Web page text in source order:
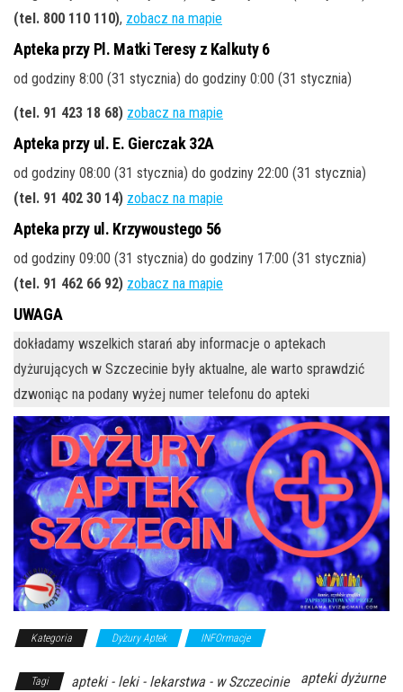
(tel. 800 110 110), zobacz na mapie
Apteka przy Pl. Matki Teresy z Kalkuty 6
od godziny 8:00 (31 stycznia) do godziny 0:00 (31 stycznia)
(tel. 91 423 18 68) zobacz na mapie
Apteka przy ul. E. Gierczak 32A
od godziny 08:00 (31 stycznia) do godziny 22:00 (31 stycznia)
(tel. 91 402 30 14) zobacz na mapie
Apteka przy ul. Krzywoustego 56
od godziny 09:00 (31 stycznia) do godziny 17:00 (31 stycznia)
(tel. 91 462 66 92) zobacz na mapie
UWAGA
dokładamy wszelkich starań aby informacje o aptekach
dyżurujących w Szczecinie były aktualne, ale warto sprawdzić
dzwoniąc na podany wyżej numer telefonu do apteki
Kategoria Dyżury Aptek INFOrmacje
Tagi apteki - leki - lekarstwa - w Szczecinie
apteki dyżurne